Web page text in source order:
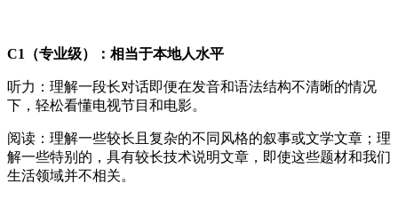
C1（专业级）：相当于本地人水平
听力：理解一段长对话即便在发音和语法结构不清晰的情况
下，轻松看懂电视节目和电影。
阅读：理解一些较长且复杂的不同风格的叙事或文学文章；理
解一些特别的，具有较长技术说明文章，即使这些题材和我们
生活领域并不相关。